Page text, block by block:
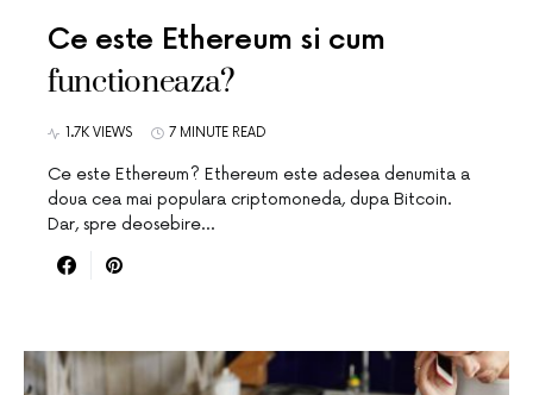
Ce este Ethereum si cum
functioneaza?
1.7K VIEWS 7 MINUTE READ
Ce este Ethereum? Ethereum este adesea denumita a
doua cea mai populara criptomoneda, dupa Bitcoin.
Dar, spre deosebire…